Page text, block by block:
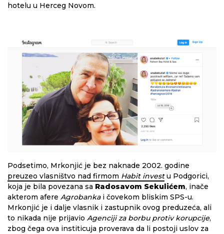
hotelu u Herceg Novom.
Podsetimo, Mrkonjić je bez naknade 2002. godine
preuzeo vlasništvo nad firmom Habit investu Podgorici,
koja je bila povezana sa Radosavom Sekulićem, inače
akterom afere Agrobankai čovekom bliskim SPS-u.
Mrkonjić je i dalje vlasnik i zastupnik ovog preduzeća, ali
to nikada nije prijavio Agenciji za borbu protiv korupcije,
zbog čega ova institicuja proverava da li postoji uslov za